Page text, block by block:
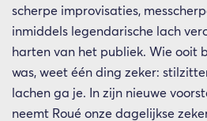
scherpe improvisaties,
inmiddels legendarische lach
harten van het publiek. Wie ooit
was, weet één ding zeker:
lachen ga je. In zijn nieuwe
neemt Roué onze dagelijkse